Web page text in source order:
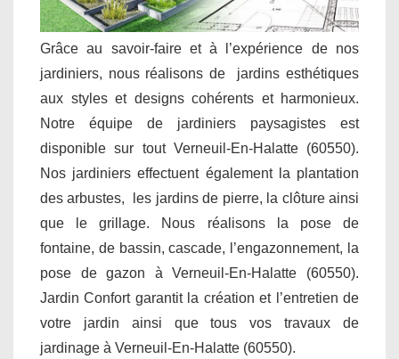
Grâce au savoir-faire et à l’expérience de nos
jardiniers, nous réalisons de jardins esthétiques
aux styles et designs cohérents et harmonieux.
Notre équipe de jardiniers paysagistes est
disponible sur tout Verneuil-En-Halatte (60550).
Nos jardiniers effectuent également la plantation
des arbustes, les jardins de pierre, la clôture ainsi
que le grillage. Nous réalisons la pose de
fontaine, de bassin, cascade, l’engazonnement, la
pose de gazon à Verneuil-En-Halatte (60550).
Jardin Confort garantit la création et l’entretien de
votre jardin ainsi que tous vos travaux de
jardinage à Verneuil-En-Halatte (60550).